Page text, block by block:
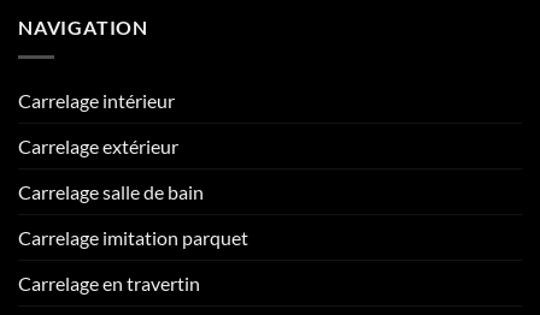
NAVIGATION
Carrelage intérieur
Carrelage extérieur
Carrelage salle de bain
Carrelage imitation parquet
Carrelage en travertin